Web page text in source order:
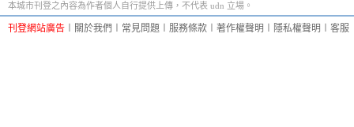
本城市刊登之內容為作者個人自行提供上傳，不代表 udn 立場。
刊登網站廣告 關於我們 常見問題 服務條款 著作權聲明 隱私權聲明 客服